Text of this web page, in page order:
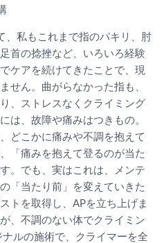
、私もこれまで指のパキリ、肘
首の捻挫など、いろいろ経験
ケアを続けてきたことで、現
せん。曲がらなかった指も、
、ストレスなくクライミング
は、故障や痛みはつきもの。
どこかに痛みや不調を抱えて
「痛みを抱えて登るのが当た
。でも、実はこれは、メンテ
「当たり前」を変えていきた
トを取得し、APを立ち上げま
、不調のない体でクライミン
ルの施術で、クライマーを全